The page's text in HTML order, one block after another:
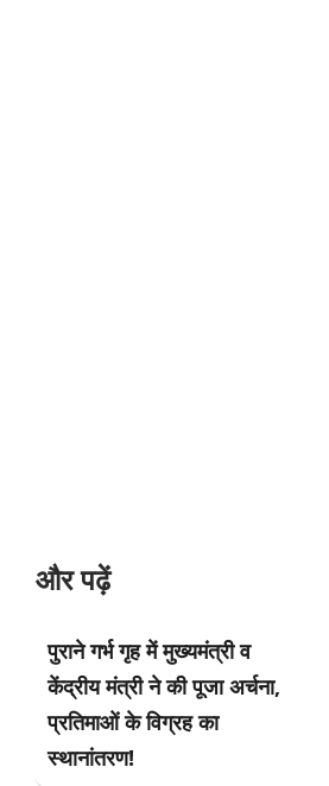
और पढ़ें
पुराने गर्भ गृह में मुख्यमंत्री व
केंद्रीय मंत्री ने की पूजा अर्चना,
प्रतिमाओं के विग्रह का
स्थानांतरण!